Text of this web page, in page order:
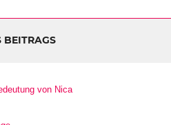
BEITRAGS
von Nica